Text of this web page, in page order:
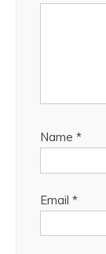
Name *
Email *